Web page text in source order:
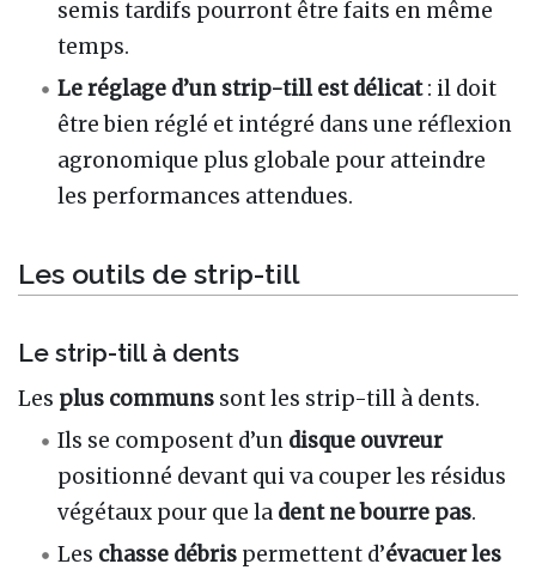
semis tardifs pourront être faits en même
temps.
Le réglage d’un strip-till est délicat: il doit
être bien réglé et intégré dans une réflexion
agronomique plus globale pour atteindre
les performances attendues.
Les outils de strip-till
Le strip-till à dents
Les plus communs sont les strip-till à dents.
Ils se composent d’un disque ouvreur
positionné devant qui va couper les résidus
végétaux pour que la dent ne bourre pas.
Les chasse débris permettent d’évacuer les